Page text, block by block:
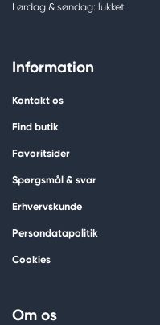
Lørdag & søndag: lukket
Information
Kontakt os
Find butik
Favoritsider
Spørgsmål & svar
Erhvervskunde
Persondatapolitik
Cookies
Om os